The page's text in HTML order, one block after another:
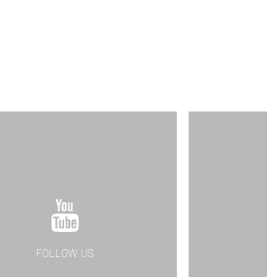
FOLLOW US